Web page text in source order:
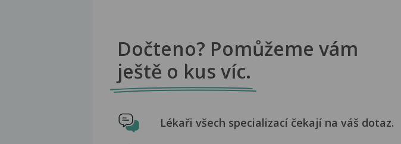
Dočteno? Pomůžeme vám
ještě o kus víc.
Lékaři všech specializací čekají na váš dotaz.